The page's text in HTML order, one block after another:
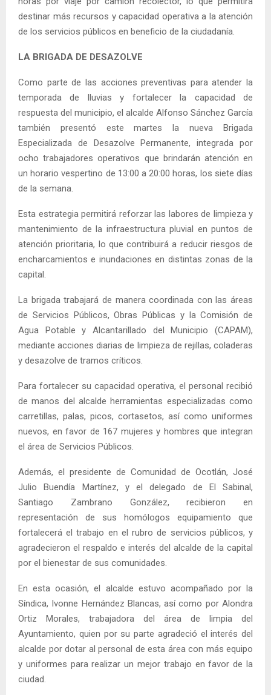
destinar más recursos y capacidad operativa a la atención
de los servicios públicos en beneficio de la ciudadanía.
LA BRIGADA DE DESAZOLVE
Como parte de las acciones preventivas para atender la
temporada de lluvias y fortalecer la capacidad de
respuesta del municipio, el alcalde Alfonso Sánchez García
también presentó este martes la nueva Brigada
Especializada de Desazolve Permanente, integrada por
ocho trabajadores operativos que brindarán atención en
un horario vespertino de 13:00 a 20:00 horas, los siete días
de la semana.
Esta estrategia permitirá reforzar las labores de limpieza y
mantenimiento de la infraestructura pluvial en puntos de
atención prioritaria, lo que contribuirá a reducir riesgos de
encharcamientos e inundaciones en distintas zonas de la
capital.
La brigada trabajará de manera coordinada con las áreas
de Servicios Públicos, Obras Públicas y la Comisión de
Agua Potable y Alcantarillado del Municipio (CAPAM),
mediante acciones diarias de limpieza de rejillas, coladeras
y desazolve de tramos críticos.
Para fortalecer su capacidad operativa, el personal recibió
de manos del alcalde herramientas especializadas como
carretillas, palas, picos, cortasetos, así como uniformes
nuevos, en favor de 167 mujeres y hombres que integran
el área de Servicios Públicos.
Además, el presidente de Comunidad de Ocotlán, José
Julio Buendía Martínez, y el delegado de El Sabinal,
Santiago Zambrano González, recibieron en
representación de sus homólogos equipamiento que
fortalecerá el trabajo en el rubro de servicios públicos, y
agradecieron el respaldo e interés del alcalde de la capital
por el bienestar de sus comunidades.
En esta ocasión, el alcalde estuvo acompañado por la
Síndica, Ivonne Hernández Blancas, así como por Alondra
Ortiz Morales, trabajadora del área de limpia del
Ayuntamiento, quien por su parte agradeció el interés del
alcalde por dotar al personal de esta área con más equipo
y uniformes para realizar un mejor trabajo en favor de la
ciudad.